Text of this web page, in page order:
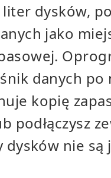
liter dysków,
jako
danych po
kopię
podłączysz
nie są